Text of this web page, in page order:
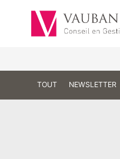
TOUT NEWSLETTER